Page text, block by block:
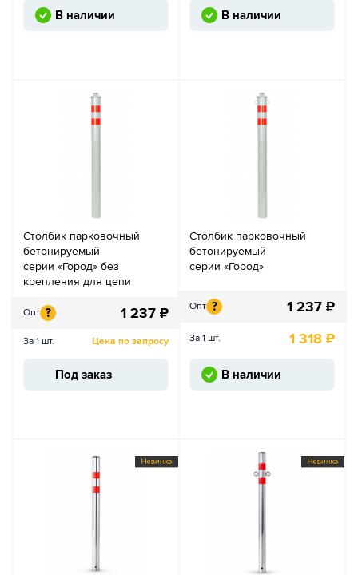
В наличии В наличии
Столбик парковочный
бетонируемый
серии «Город» без
крепления для цепи
Опт ? 1 237 ₽
За 1 шт. Цена по запросу
Под заказ
Столбик парковочный
бетонируемый
серии «Город»
Опт ? 1 237 ₽
За 1 шт. 1 318 ₽
В наличии